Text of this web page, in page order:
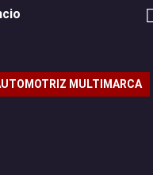
MULTIMARCA